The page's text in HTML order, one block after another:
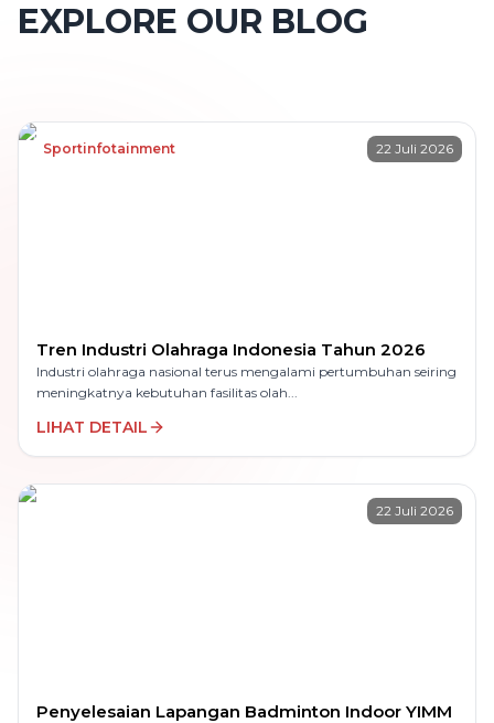
EXPLORE OUR BLOG
Sportinfotainment 22 Juli 2026
Tren Industri Olahraga Indonesia Tahun 2026
Industri olahraga nasional terus mengalami pertumbuhan seiring
meningkatnya kebutuhan fasilitas olah...
LIHAT DETAIL
22 Juli 2026
Penyelesaian Lapangan Badminton Indoor YIMM